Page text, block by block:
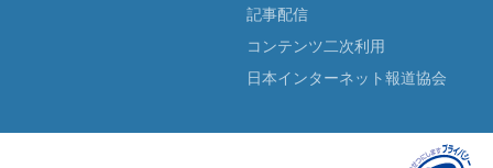
記事配信
コンテンツ二次利用
日本インターネット報道協会